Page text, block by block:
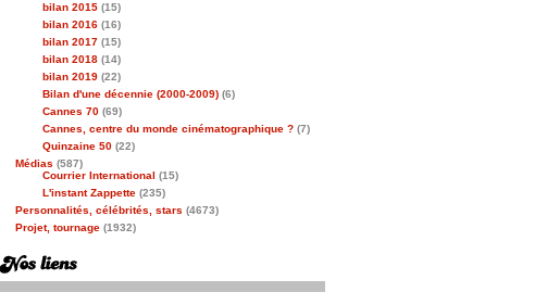
bilan 2015 (15)
bilan 2016 (16)
bilan 2017 (15)
bilan 2018 (14)
bilan 2019 (22)
Bilan d'une décennie (2000-2009) (6)
Cannes 70 (69)
Cannes, centre du monde cinématographique ? (7)
Quinzaine 50 (22)
Médias (587)
Courrier International (15)
L'instant Zappette (235)
Personnalités, célébrités, stars (4673)
Projet, tournage (1932)